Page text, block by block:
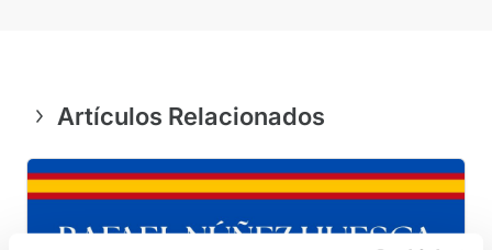
Artículos Relacionados